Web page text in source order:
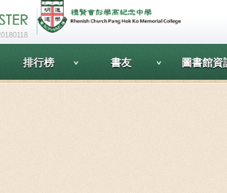
排行榜 書友 圖書館資